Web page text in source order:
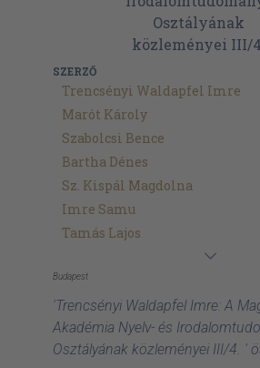
SZERZŐ
Trencsényi Waldapfel Imre
Marót Károly
Szabolcsi Bence
Bartha Dénes
Sz. Kispál Magdolna
Imre Samu
Tamás Lajos
Budapest
'Trencsényi Waldapfel Imre: A
Akadémia Nyelv- és
Osztályának közleményei III/4. '